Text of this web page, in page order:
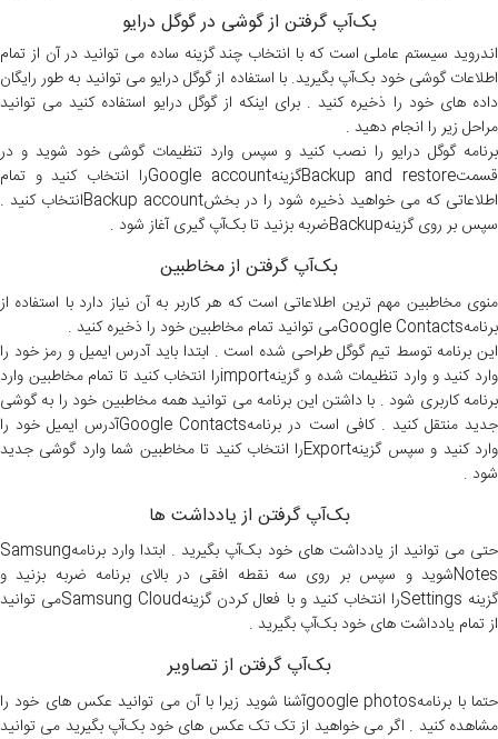
بک‌آپ گرفتن از گوشی در گوگل درایو
اندروید سیستم عاملی است که با انتخاب چند گزینه ساده می توانید در آن از تمام
اطلاعات گوشی خود بک‌آپ بگیرید. با استفاده از گوگل درایو می توانید به طور رایگان
داده های خود را ذخیره کنید . برای اینکه از گوگل درایو استفاده کنید می توانید
مراحل زیر را انجام دهید .
برنامه گوگل درایو را نصب کنید و سپس وارد تنظیمات گوشی خود شوید و در
قسمتBackup and restoreگزینهGoogle accountرا انتخاب کنید و تمام
اطلاعاتی که می خواهید ذخیره شود را در بخشBackup accountانتخاب کنید .
سپس بر روی گزینهBackupضربه بزنید تا بک‌آپ گیری آغاز شود .
بک‌آپ گرفتن از مخاطبین
منوی مخاطبین مهم ترین اطلاعاتی است که هر کاربر به آن نیاز دارد با استفاده از
برنامهGoogle Contactsمی توانید تمام مخاطبین خود را ذخیره کنید .
این برنامه توسط تیم گوگل طراحی شده است . ابتدا باید آدرس ایمیل و رمز خود را
وارد کنید و وارد تنظیمات شده و گزینهimportرا انتخاب کنید تا تمام مخاطبین وارد
برنامه کاربری شود . با داشتن این برنامه می توانید همه مخاطبین خود را به گوشی
جدید منتقل کنید . کافی است در برنامهGoogle Contactsآدرس ایمیل خود را
وارد کنید و سپس گزینهExportرا انتخاب کنید تا مخاطبین شما وارد گوشی جدید
شود .
بک‌آپ گرفتن از یادداشت ها
حتی می توانید از یادداشت های خود بک‌آپ بگیرید . ابتدا وارد برنامهSamsung
Notesشوید و سپس بر روی سه نقطه افقی در بالای برنامه ضربه بزنید و
گزینه Settingsرا انتخاب کنید و با فعال کردن گزینهSamsung Cloudمی توانید
از تمام یادداشت های خود بک‌آپ بگیرید .
بک‌آپ گرفتن از تصاویر
حتما با برنامهgoogle photosآشنا شوید زیرا با آن می توانید عکس های خود را
مشاهده کنید . اگر می خواهید از تک تک عکس های خود بک‌آپ بگیرید می توانید